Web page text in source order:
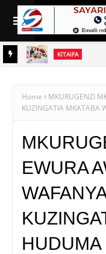
KITAIFA
Home
MKURUGENZI
KUZINGATIA MKATABA
EWURA
HUDUMA